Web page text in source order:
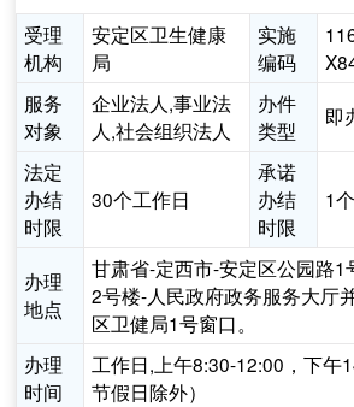
受理
机构
安定区卫生健康
局
实施
编码
服务
对象
企业法人,事业法
人,社会组织法人
办件
类型
即
法定
办结
时限
30个工作日
承诺
办结
时限
1
办理
地点
甘肃省-定西市-安定区公园路1
2号楼-人民政府政务服务大厅
区卫健局1号窗口。
办理
时间
工作日,上午8:30-12:00，下午
节假日除外）